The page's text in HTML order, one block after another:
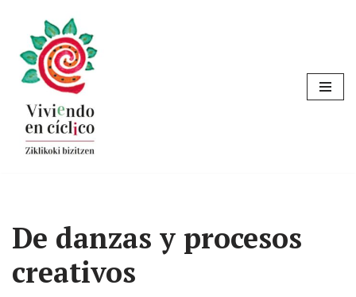
Saltar
al
contenido
De danzas y procesos
creativos